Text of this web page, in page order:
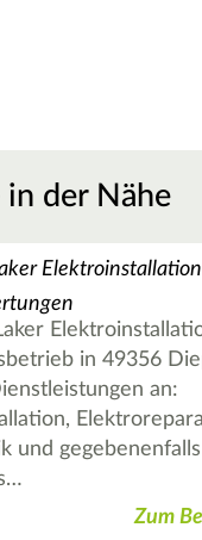
in der Nähe
Elektroinstallation
in 49356
an:
und
Zum